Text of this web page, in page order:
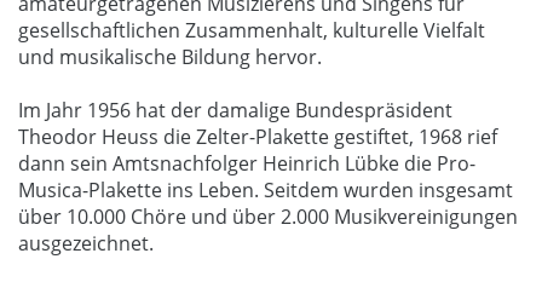
gesellschaftlichen Zusammenhalt, kulturelle Vielfalt
und musikalische Bildung hervor.
Im Jahr 1956 hat der damalige Bundespräsident
Theodor Heuss die Zelter-Plakette gestiftet, 1968 rief
dann sein Amtsnachfolger Heinrich Lübke die Pro-
Musica-Plakette ins Leben. Seitdem wurden insgesamt
über 10.000 Chöre und über 2.000 Musikvereinigungen
ausgezeichnet.